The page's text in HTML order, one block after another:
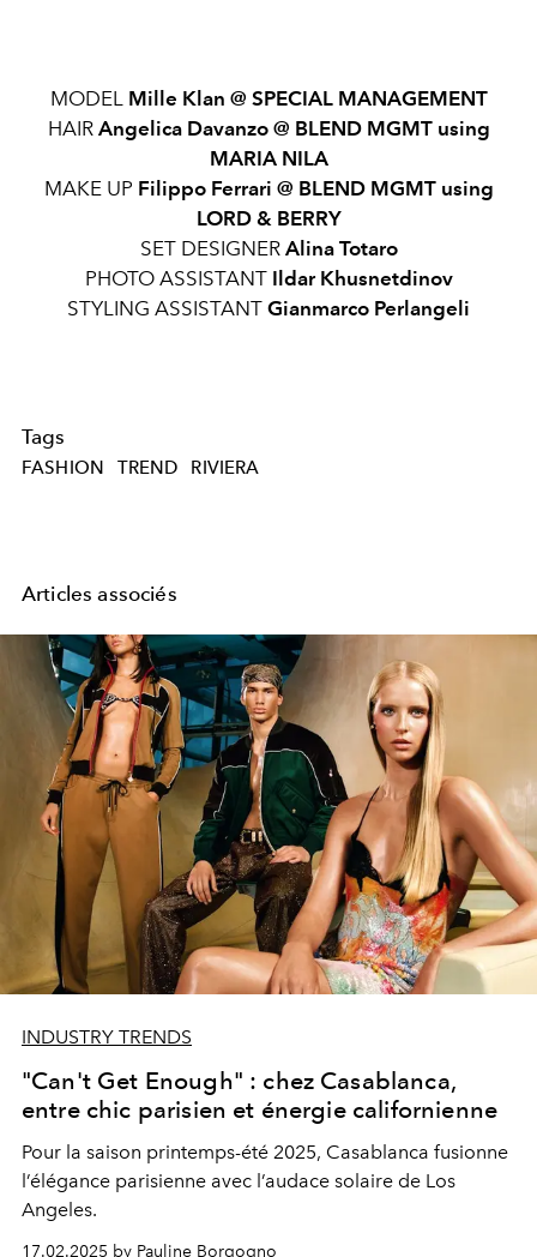
MODEL Mille Klan @ SPECIAL MANAGEMENT
HAIR Angelica Davanzo @ BLEND MGMT using
MARIA NILA
MAKE UP Filippo Ferrari @ BLEND MGMT using
LORD & BERRY
SET DESIGNER Alina Totaro
PHOTO ASSISTANT Ildar Khusnetdinov
STYLING ASSISTANT Gianmarco Perlangeli
Tags
FASHION TREND RIVIERA
Articles associés
INDUSTRY TRENDS
"Can't Get Enough" : chez Casablanca,
entre chic parisien et énergie californienne
Pour la saison printemps-été 2025, Casablanca fusionne
l’élégance parisienne avec l’audace solaire de Los
Angeles.
17.02.2025 by Pauline Borgogno